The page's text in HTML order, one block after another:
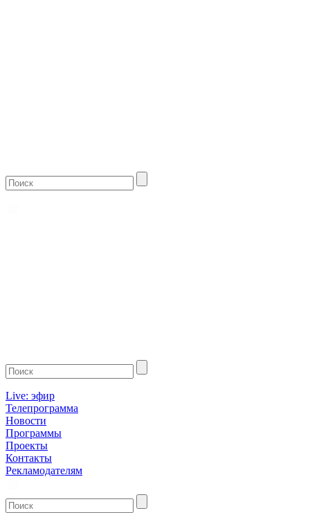
Live: эфир
Телепрограмма
Новости
Программы
Проекты
Контакты
Рекламодателям